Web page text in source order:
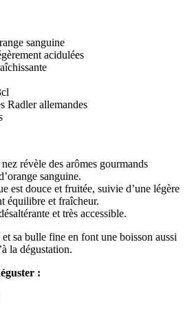
sanguine
acidulées
Radler allemandes
révèle des arômes gourmands
sanguine.
est douce et fruitée, suivie d’une légère
équilibre et fraîcheur.
et très accessible.
et sa bulle fine en font une boisson aussi
la dégustation.
: